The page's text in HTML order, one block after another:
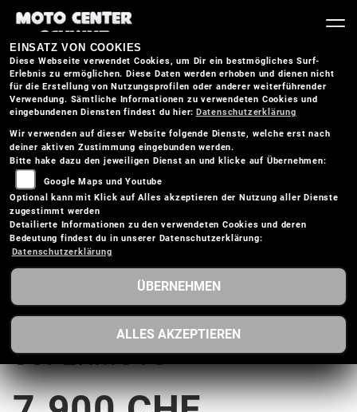
HUSQVARNA 701
SUPERMOTO
EINSATZ VON COOKIES
Diese Webseite verwendet Cookies, um Dir ein bestmögliches Surf-
Erlebnis zu ermöglichen. Diese Daten werden erhoben und dienen nicht
für die Erstellung von Nutzungsprofilen oder anderer weiterführender
Verwendung. Sämtliche Informationen zu verwendeten Cookies und
eingebundenen Diensten findest du hier: Datenschutzerklärung
Wir verwenden auf dieser Website folgende Dienste, welche erst nach
deiner aktiven Zustimmung eingebunden werden.
Bitte hake dazu den jeweiligen Dienst an und klicke auf Übernehmen:
Google Maps und Youtube
Optional kann mit Klick auf Alles akzeptieren der Nutzung aller Dienste
zugestimmt werden
Detailierte Informationen zu den verwendeten Cookies und deren
Bedeutung findest du in unserer Datenschutzerklärung:
Datenschutzerklärung
ÜBERNEHMEN
ALLES AKZEPTIEREN